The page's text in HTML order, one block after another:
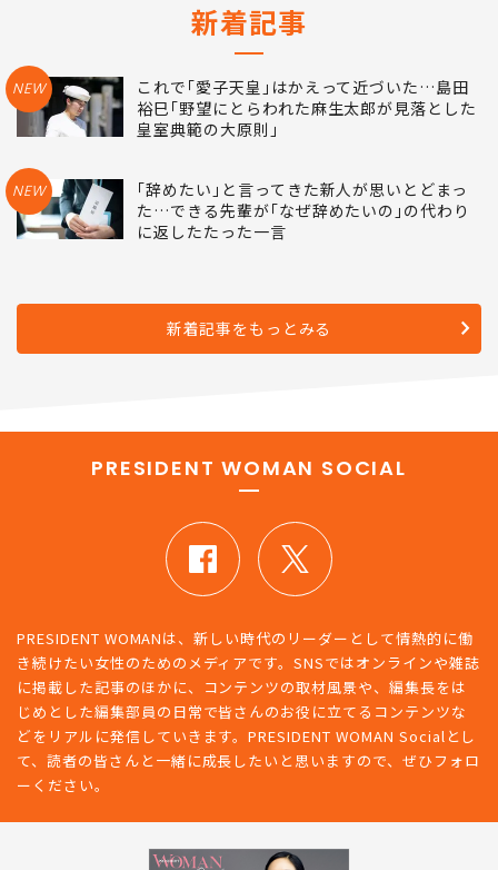
新着記事
NEW
これで｢愛子天皇｣はかえって近づいた…島田
裕巳｢野望にとらわれた麻生太郎が見落とした
皇室典範の大原則｣
NEW
｢辞めたい｣と言ってきた新人が思いとどまっ
た…できる先輩が｢なぜ辞めたいの｣の代わり
に返したたった一言
新着記事をもっとみる
PRESIDENT WOMAN SOCIAL
PRESIDENT WOMANは、新しい時代のリーダーとして情熱的に働
き続けたい女性のためのメディアです。SNSではオンラインや雑誌
に掲載した記事のほかに、コンテンツの取材風景や、編集長をは
じめとした編集部員の日常で皆さんのお役に立てるコンテンツな
どをリアルに発信していきます。PRESIDENT WOMAN Socialとし
て、読者の皆さんと一緒に成長したいと思いますので、ぜひフォロ
ーください。